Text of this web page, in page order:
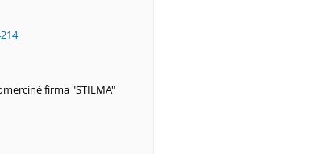
firma "STILMA"